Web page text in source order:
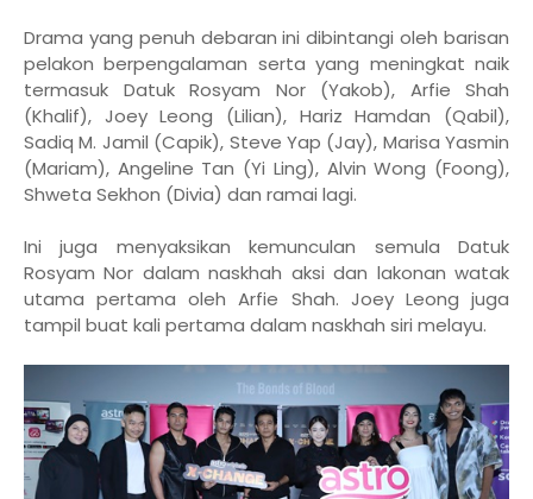
Drama yang penuh debaran ini dibintangi oleh barisan
pelakon berpengalaman serta yang meningkat naik
termasuk Datuk Rosyam Nor (Yakob), Arfie Shah
(Khalif), Joey Leong (Lilian), Hariz Hamdan (Qabil),
Sadiq M. Jamil (Capik), Steve Yap (Jay), Marisa Yasmin
(Mariam), Angeline Tan (Yi Ling), Alvin Wong (Foong),
Shweta Sekhon (Divia) dan ramai lagi.
Ini juga menyaksikan kemunculan semula Datuk
Rosyam Nor dalam naskhah aksi dan lakonan watak
utama pertama oleh Arfie Shah. Joey Leong juga
tampil buat kali pertama dalam naskhah siri melayu.